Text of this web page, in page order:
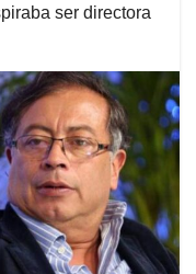
ser directora